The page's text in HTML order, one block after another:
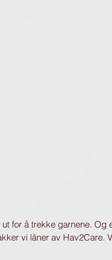
for å trekke garnene.
vi låner av Hav2Care.